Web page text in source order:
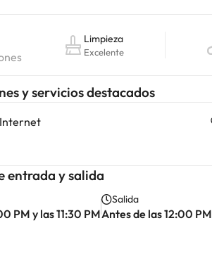
Limpieza
Excelente
y servicios destacados
entrada y salida
PM y las 11:30 PM
Salida
Antes de las 12:00 PM